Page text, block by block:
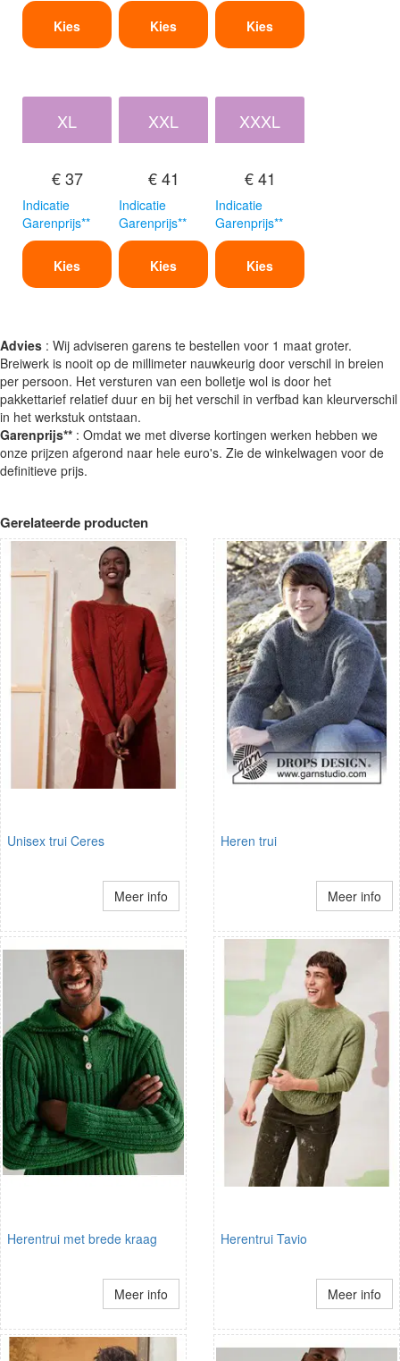
Kies Kies Kies
XL
€ 37
Indicatie
Garenprijs**
Kies
XXL
€ 41
Indicatie
Garenprijs**
Kies
XXXL
€ 41
Indicatie
Garenprijs**
Kies
Advies : Wij adviseren garens te bestellen voor 1 maat groter.
Breiwerk is nooit op de millimeter nauwkeurig door verschil in breien
per persoon. Het versturen van een bolletje wol is door het
pakkettarief relatief duur en bij het verschil in verfbad kan kleurverschil
in het werkstuk ontstaan.
Garenprijs** : Omdat we met diverse kortingen werken hebben we
onze prijzen afgerond naar hele euro's. Zie de winkelwagen voor de
definitieve prijs.
Gerelateerde producten
Unisex trui Ceres
Meer info
Heren trui
Meer info
Herentrui met brede kraag
Meer info
Herentrui Tavio
Meer info